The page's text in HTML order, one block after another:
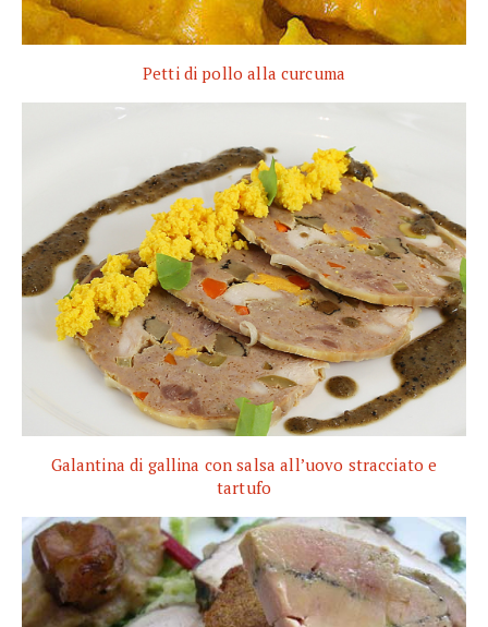
Petti di pollo alla curcuma
Galantina di gallina con salsa all’uovo stracciato e
tartufo